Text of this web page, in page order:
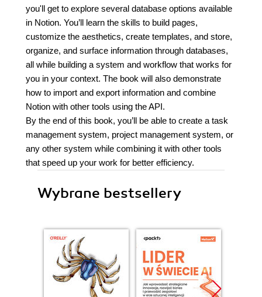
you'll get to explore several database options available
in Notion. You’ll learn the skills to build pages,
customize the aesthetics, create templates, and store,
organize, and surface information through databases,
all while building a system and workflow that works for
you in your context. The book will also demonstrate
how to import and export information and combine
Notion with other tools using the API.
By the end of this book, you’ll be able to create a task
management system, project management system, or
any other system while combining it with other tools
that speed up your work for better efficiency.
Wybrane bestsellery